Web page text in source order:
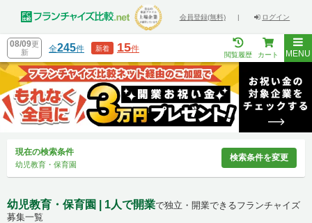
会員登録(無料) | ログイン
08/09更
新
全245件 新着 15件
閲覧履歴 カート MENU
現在の検索条件
幼児教育・保育園
検索条件を変更
幼児教育・保育園 | 1人で開業で独立・開業できるフランチャイズ
募集一覧